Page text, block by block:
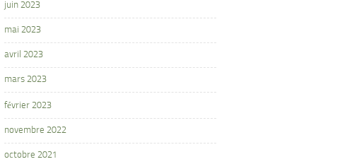
juin 2023
mai 2023
avril 2023
mars 2023
février 2023
novembre 2022
octobre 2021